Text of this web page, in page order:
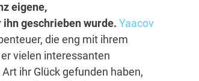
eigene,
geschrieben wurde. Yaacov
die eng mit ihrem
vielen interessanten
ihr Glück gefunden haben,